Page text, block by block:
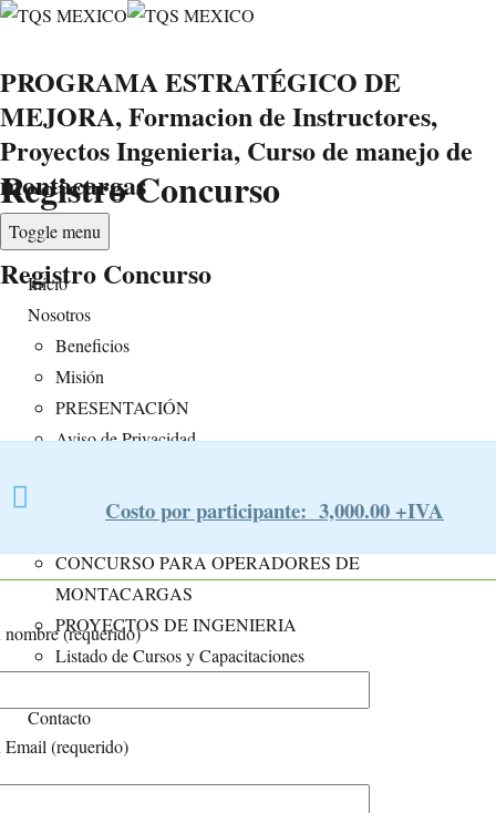
PROGRAMA ESTRATÉGICO DE
MEJORA, Formacion de Instructores,
Proyectos Ingenieria, Curso de manejo de
montacargas
Toggle menu
Inicio
Nosotros
Beneficios
Misión
PRESENTACIÓN
Aviso de Privacidad
Capacitacion Empresarial
CONCURSO PARA OPERADORES DE
MONTACARGAS
PROYECTOS DE INGENIERIA
Listado de Cursos y Capacitaciones
Contacto
Registro Concurso
Registro Concurso
Costo por participante: 3,000.00 +IVA
nombre (requerido)
Email (requerido)